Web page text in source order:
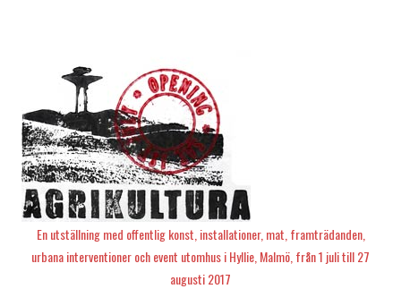
En utställning med offentlig konst, installationer, mat, framträdanden,
urbana interventioner och event utomhus i Hyllie, Malmö, från 1 juli till 27
augusti 2017